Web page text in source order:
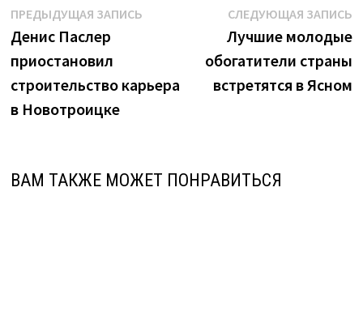
Навигация
по
записям
ПРЕДЫДУЩАЯ ЗАПИСЬПредыдущая
Денис Паслер
приостановил
строительство карьера
в Новотроицке
СЛЕДУЮЩАЯ ЗАПИСЬ
Лучшие молодые
обогатители страны
встретятся в Ясном
ВАМ ТАКЖЕ МОЖЕТ ПОНРАВИТЬСЯ